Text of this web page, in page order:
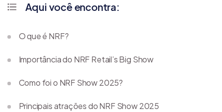
Aqui você encontra:
O que é NRF?
Importância do NRF Retail’s Big Show
Como foi o NRF Show 2025?
Principais atrações do NRF Show 2025